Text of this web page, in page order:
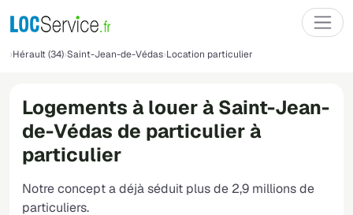
Hérault (34) Saint-Jean-de-Védas Location particulier
Logements à louer à Saint-Jean-
de-Védas de particulier à
particulier
Notre concept a déjà séduit plus de 2,9 millions de
particuliers.